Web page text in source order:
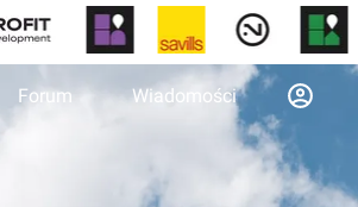
Forum Wiadomości